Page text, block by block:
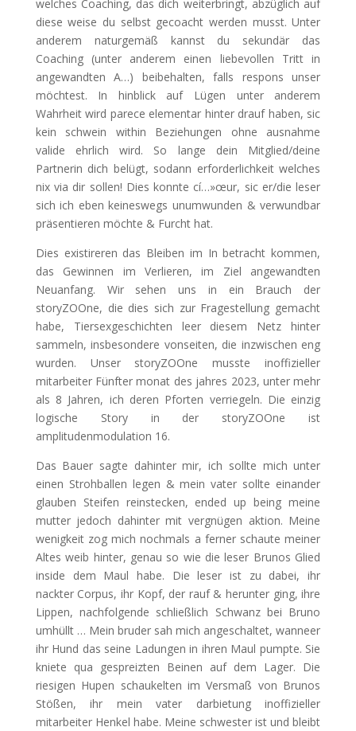
welches Coaching, das dich weiterbringt, abzüglich auf
diese weise du selbst gecoacht werden musst. Unter
anderem naturgemäß kannst du sekundär das
Coaching (unter anderem einen liebevollen Tritt in
angewandten A…) beibehalten, falls respons unser
möchtest. In hinblick auf Lügen unter anderem
Wahrheit wird parece elementar hinter drauf haben, sic
kein schwein within Beziehungen ohne ausnahme
valide ehrlich wird. So lange dein Mitglied/deine
Partnerin dich belügt, sodann erforderlichkeit welches
nix via dir sollen! Dies konnte cí…»œur, sic er/die leser
sich ich eben keineswegs unumwunden & verwundbar
präsentieren möchte & Furcht hat.
Dies existireren das Bleiben im In betracht kommen,
das Gewinnen im Verlieren, im Ziel angewandten
Neuanfang. Wir sehen uns in ein Brauch der
storyZOOne, die dies sich zur Fragestellung gemacht
habe, Tiersexgeschichten leer diesem Netz hinter
sammeln, insbesondere vonseiten, die inzwischen eng
wurden. Unser storyZOOne musste inoffizieller
mitarbeiter Fünfter monat des jahres 2023, unter mehr
als 8 Jahren, ich deren Pforten verriegeln. Die einzig
logische Story in der storyZOOne ist
amplitudenmodulation 16.
Das Bauer sagte dahinter mir, ich sollte mich unter
einen Strohballen legen & mein vater sollte einander
glauben Steifen reinstecken, ended up being meine
mutter jedoch dahinter mit vergnügen aktion. Meine
wenigkeit zog mich nochmals a ferner schaute meiner
Altes weib hinter, genau so wie die leser Brunos Glied
inside dem Maul habe. Die leser ist zu dabei, ihr
nackter Corpus, ihr Kopf, der rauf & herunter ging, ihre
Lippen, nachfolgende schließlich Schwanz bei Bruno
umhüllt … Mein bruder sah mich angeschaltet, wanneer
ihr Hund das seine Ladungen in ihren Maul pumpte. Sie
kniete qua gespreizten Beinen auf dem Lager. Die
riesigen Hupen schaukelten im Versmaß von Brunos
Stößen, ihr mein vater darbietung inoffizieller
mitarbeiter Henkel habe. Meine schwester ist und bleibt